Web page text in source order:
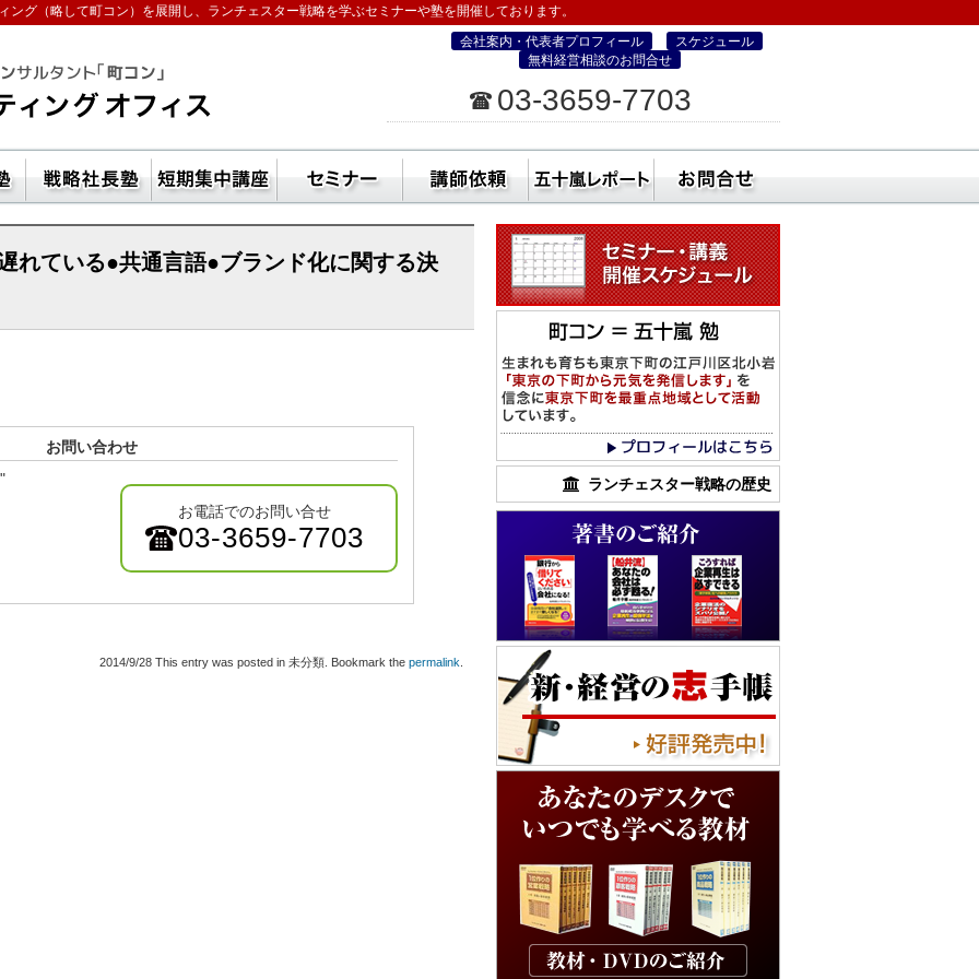
グ（略して町コン）を展開し、ランチェスター戦略を学ぶセミナーや塾を開催しております。
ぶなら五十嵐コンサルティングオフィス
会社案内・代表者プロフィール
スケジュール
無料経営相談のお問合せ
03-3659-7703
活用方法 独立起業塾 戦略社長塾東京・（ランチェスター経営・町コン経営塾）
短期集中講座 セミナー 社員研修・講師依頼五十嵐レポート
れている●共通言語●ブランド化に関する決
お問い合わせ
お電話でのお問い合せ
03-3659-7703
2014/9/28 This entry was posted in 未分類. Bookmark the permalink
ランチェスター戦略の歴史